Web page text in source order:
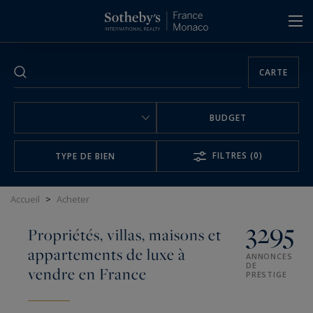
CARTE
TYPE DE BIEN
BUDGET
FILTRES (0)
Accueil > Acheter
Propriétés, villas, maisons et
appartements de luxe à
vendre en France
3295
ANNONCES
DE
PRESTIGE